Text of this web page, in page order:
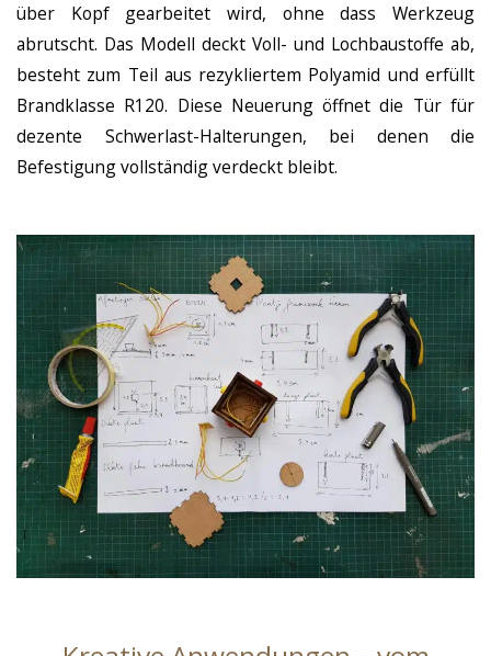
über Kopf gearbeitet wird, ohne dass Werkzeug
abrutscht. Das Modell deckt Voll- und Lochbaustoffe ab,
besteht zum Teil aus rezykliertem Polyamid und erfüllt
Brandklasse R120. Diese Neuerung öffnet die Tür für
dezente Schwerlast-Halterungen, bei denen die
Befestigung vollständig verdeckt bleibt.